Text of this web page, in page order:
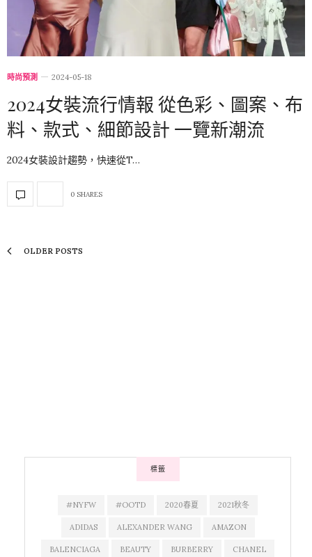
時尚預測 2024-05-18
2024女裝流行情報 從色彩、圖案、布
料、款式、細節設計 一覽新潮流
2024女裝設計趨勢，快速從T…
0 SHARES
OLDER POSTS
標籤
#NYFW #OOTD 2020春夏 2021秋冬
ADIDAS ALEXANDER WANG AMAZON
BALENCIAGA BEAUTY BURBERRY CHANEL